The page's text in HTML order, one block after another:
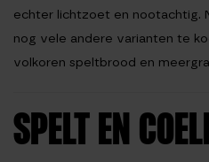
echter lichtzoet en nootachtig.
nog vele andere varianten te
volkoren speltbrood en
SPELT EN